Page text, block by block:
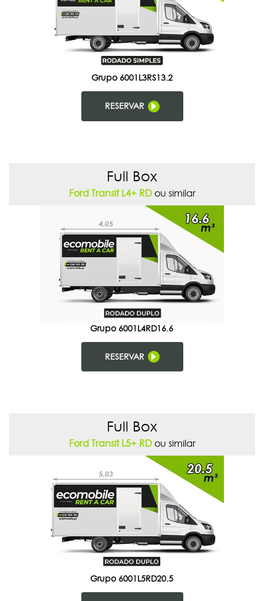
Grupo 6001L3RS13.2
RESERVAR
Full Box
Ford Transit L4+ RDou similar
Grupo 6001L4RD16.6
RESERVAR
Full Box
Ford Transit L5+ RDou similar
Grupo 6001L5RD20.5